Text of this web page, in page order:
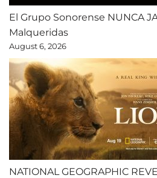
El Grupo Sonorense NUNCA
Malqueridas
August 6, 2026
NATIONAL GEOGRAPHIC